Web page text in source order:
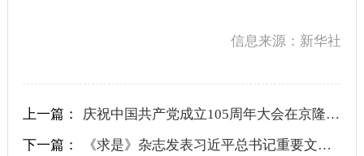
信息来源：新华社
上一篇：
庆祝中国共产党成立105周年大会在京隆重举行
下一篇：
《求是》杂志发表习近平总书记重要文章《前瞻布局和发展未来产业》